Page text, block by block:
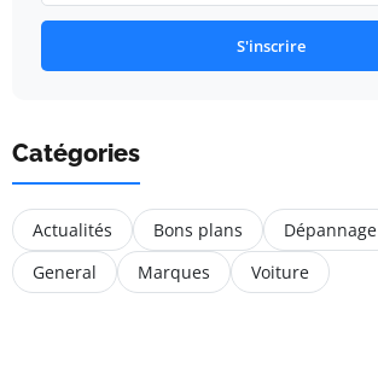
S'inscrire
Catégories
Actualités Bons plans Dépannage
General
Marques Voiture